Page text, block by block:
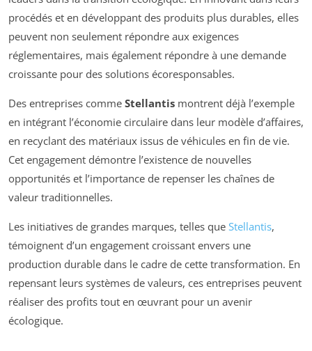
procédés et en développant des produits plus durables, elles
peuvent non seulement répondre aux exigences
réglementaires, mais également répondre à une demande
croissante pour des solutions écoresponsables.
Des entreprises comme Stellantis montrent déjà l’exemple
en intégrant l’économie circulaire dans leur modèle d’affaires,
en recyclant des matériaux issus de véhicules en fin de vie.
Cet engagement démontre l’existence de nouvelles
opportunités et l’importance de repenser les chaînes de
valeur traditionnelles.
Les initiatives de grandes marques, telles que Stellantis,
témoignent d’un engagement croissant envers une
production durable dans le cadre de cette transformation. En
repensant leurs systèmes de valeurs, ces entreprises peuvent
réaliser des profits tout en œuvrant pour un avenir
écologique.